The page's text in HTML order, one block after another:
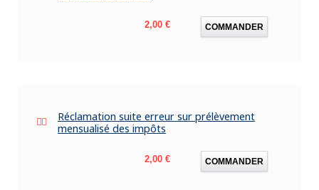
Prix
2,00 € COMMANDER
Réclamation suite erreur sur prélèvement
mensualisé des impôts
Prix
2,00 € COMMANDER